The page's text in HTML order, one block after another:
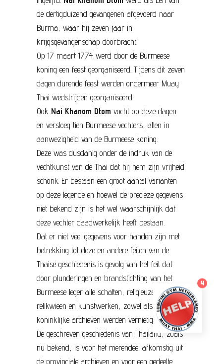
de dertigduizend gevangenen afgevoerd naar
Burma, waar hij zeven jaar in
krijgsgevangenschap doorbracht.
Op 17 maart 1774 werd door de Burmeese
koning een feest georganiseerd. Tijdens dit zeven
dagen durende feest werden ondermeer Muay
Thai wedstrijden georganiseerd.
Ook Nai Khanom Dtom vocht op deze dagen
en versloeg tien Burmeese vechters, allen in
aanwezigheid van de Burmeese koning.
Deze was dusdanig onder de indruk van de
vechtkunst van de Thai dat hij hem zijn vrijheid
schonk. Er bestaan een groot aantal varianten
op deze legende en hoewel de precieze gegevens
niet bekend zijn is het wel waarschijnlijk dat
deze vechter daadwerkelijk heeft bestaan.
Dat er niet veel gegevens voor handen zijn met
betrekking tot deze en andere feiten van de
Thaise geschiedenis is gevolg van het feit dat
door plunderingen en brandstichting van het
Burmeese leger alle schatten, religieuze
relikwieen en kunstwerken, zowel als de
koninklijke archieven werden vernietigd.
De geschreven geschiedenis van Thailand, zoals
nu bekend, is voor het merendeel afkomstig uit
de provinciale archieven en voor een gedeelte
4